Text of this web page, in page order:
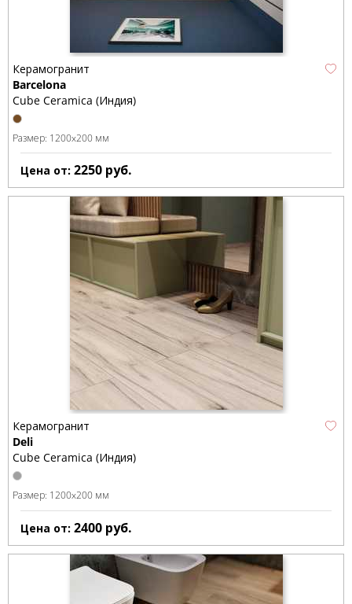
Керамогранит
Barcelona
Cube Ceramica (Индия)
Размер: 1200x200 мм
Цена от: 2250 руб.
Керамогранит
Deli
Cube Ceramica (Индия)
Размер: 1200x200 мм
Цена от: 2400 руб.